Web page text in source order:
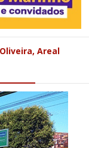
Areal